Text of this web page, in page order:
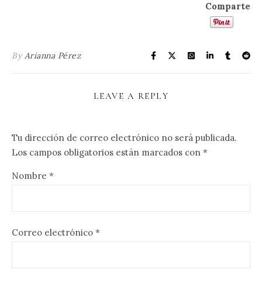
Comparte
ByArianna Pérez
LEAVE A REPLY
Tu dirección de correo electrónico no será publicada.
Los campos obligatorios están marcados con *
Nombre *
Correo electrónico *